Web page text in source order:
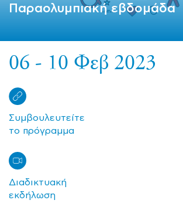
06 - 10 Φεβ 2023
Συμβουλευτείτε
το πρόγραμμα
Διαδικτυακή
εκδήλωση
Παραολυμπιακή εβδομάδα